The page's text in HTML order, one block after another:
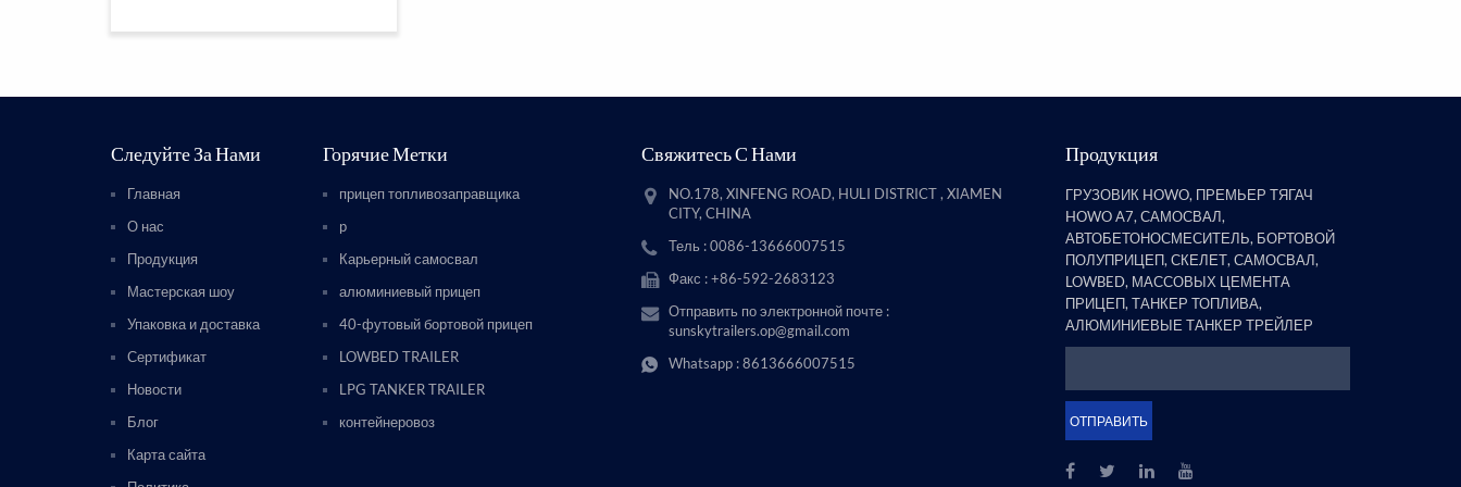
Следуйте За Нами
Главная
О нас
Продукция
Мастерская шоу
Упаковка и доставка
Сертификат
Новости
Блог
Карта сайта
Горячие Метки
прицеп топливозаправщика
p
Карьерный самосвал
алюминиевый прицеп
40-футовый бортовой прицеп
LOWBED TRAILER
LPG TANKER TRAILER
контейнеровоз
Свяжитесь С Нами
NO.178, XINFENG ROAD, HULI DISTRICT , XIAMEN
CITY, CHINA
Тель : 0086-13666007515
Факс : +86-592-2683123
Отправить по электронной почте :
sunskytrailers.op@gmail.com
Whatsapp :8613666007515
Продукция
ГРУЗОВИК HOWO, ПРЕМЬЕР ТЯГАЧ
HOWO A7, САМОСВАЛ,
АВТОБЕТОНОСМЕСИТЕЛЬ, БОРТОВОЙ
ПОЛУПРИЦЕП, СКЕЛЕТ, САМОСВАЛ,
LOWBED, МАССОВЫХ ЦЕМЕНТА
ПРИЦЕП, ТАНКЕР ТОПЛИВА,
АЛЮМИНИЕВЫЕ ТАНКЕР ТРЕЙЛЕР